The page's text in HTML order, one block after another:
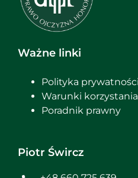
Ważne linki
Polityka
Warunki
Poradnik prawny
Piotr Śwircz